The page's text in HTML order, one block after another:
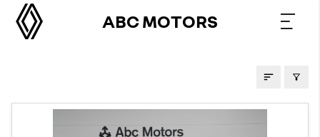
ABC MOTORS